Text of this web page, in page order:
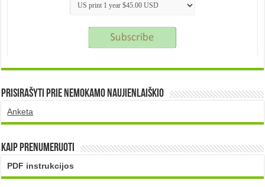
Prisirašyti prie nemokamo naujienlaiškio
Anketa
Kaip prenumeruoti
PDF instrukcijos